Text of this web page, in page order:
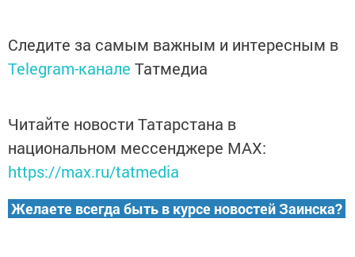
Следите за самым важным и интересным в
Telegram-канале Татмедиа
Читайте новости Татарстана в
национальном мессенджере MАХ:
https://max.ru/tatmedia
Желаете всегда быть в курсе новостей Заинска?